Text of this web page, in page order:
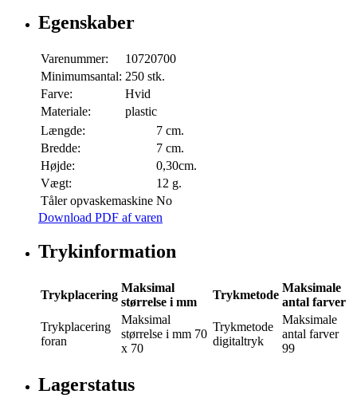
Egenskaber
Varenummer:
10720700
Minimumsantal: 250 stk.
Farve:
Hvid
Materiale:
plastic
Længde:
7 cm.
Bredde:
7 cm.
Højde:
0,30cm.
Vægt:
12 g.
Tåler opvaskemaskine No
Download PDF af varen
Trykinformation
Trykplacering
Maksimal
størrelse i mm
Trykmetode
Maksimale
antal farver
Trykplacering
foran
Maksimal
størrelse i mm 70
x 70
Trykmetode
digitaltryk
Maksimale
antal farver
99
Lagerstatus